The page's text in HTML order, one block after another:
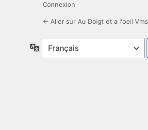
Connexion
← Aller sur Au Doigt et a l'oeil Vms
Langue